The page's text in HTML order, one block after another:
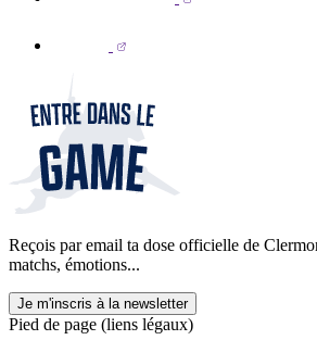
Reçois par email ta dose officielle de
matchs, émotions...
Je m'inscris à la newsletter
Pied de page (liens légaux)